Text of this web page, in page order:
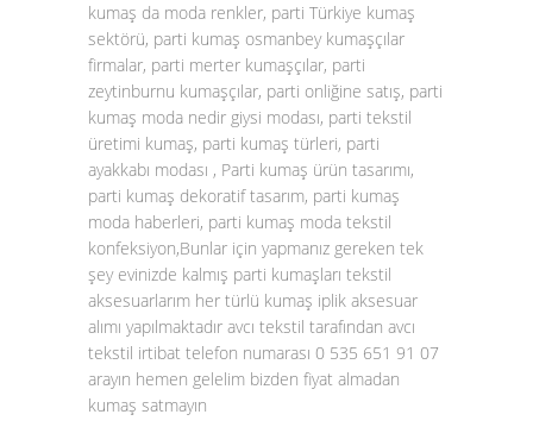
kumaş da moda renkler, parti Türkiye kumaş
sektörü, parti kumaş osmanbey kumaşçılar
firmalar, parti merter kumaşçılar, parti
zeytinburnu kumaşçılar, parti onliğine satış, parti
kumaş moda nedir giysi modası, parti tekstil
üretimi kumaş, parti kumaş türleri, parti
ayakkabı modası , Parti kumaş ürün tasarımı,
parti kumaş dekoratif tasarım, parti kumaş
moda haberleri, parti kumaş moda tekstil
konfeksiyon,Bunlar için yapmanız gereken tek
şey evinizde kalmış parti kumaşları tekstil
aksesuarlarım her türlü kumaş iplik aksesuar
alımı yapılmaktadır avcı tekstil tarafından avcı
tekstil irtibat telefon numarası 0 535 651 91 07
arayın hemen gelelim bizden fiyat almadan
kumaş satmayın